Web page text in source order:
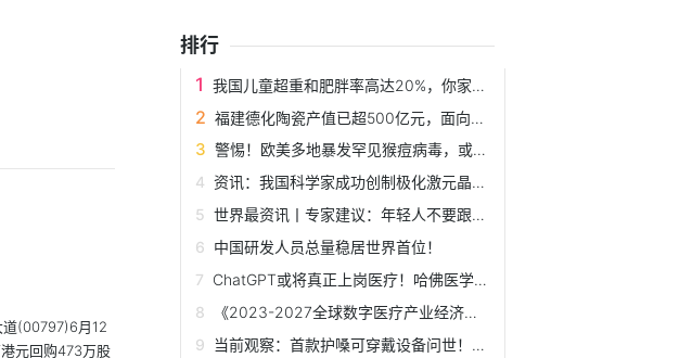
(00797)6月12
元回购473万股
排行
我国儿童超重和肥胖率高达20%，你家宝贝中招了吗？
福建德化陶瓷产值已超500亿元，面向东南亚国家的出口迅速增长
警惕！欧美多地暴发罕见猴痘病毒，或存在人传人可能，目前没...
资讯：我国科学家成功创制极化激元晶体管，有望实现高效光电...
世界最资讯丨专家建议：年轻人不要跟风4小时睡眠法
中国研发人员总量稳居世界首位！
ChatGPT或将真正上岗医疗！哈佛医学院教授亲测其表现接近医生
《2023-2027全球数字医疗产业经济发展蓝皮书》将重磅发布！全...
当前观察：首款护嗓可穿戴设备问世！让你的嗓子不再疲劳